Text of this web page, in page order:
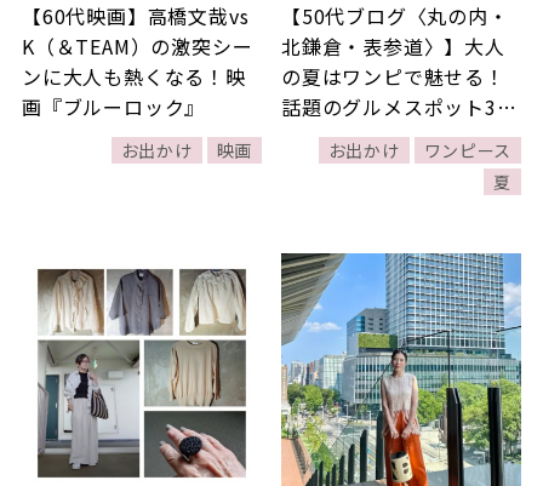
【60代映画】高橋文哉vs
K（＆TEAM）の激突シー
ンに大人も熱くなる！映
画『ブルーロック』
お出かけ 映画
【50代ブログ〈丸の内・
北鎌倉・表参道〉】大人
の夏はワンピで魅せる！
話題のグルメスポット3選
とお出かけの日のリアル
コーデ3選
お出かけ
ワンピース
夏